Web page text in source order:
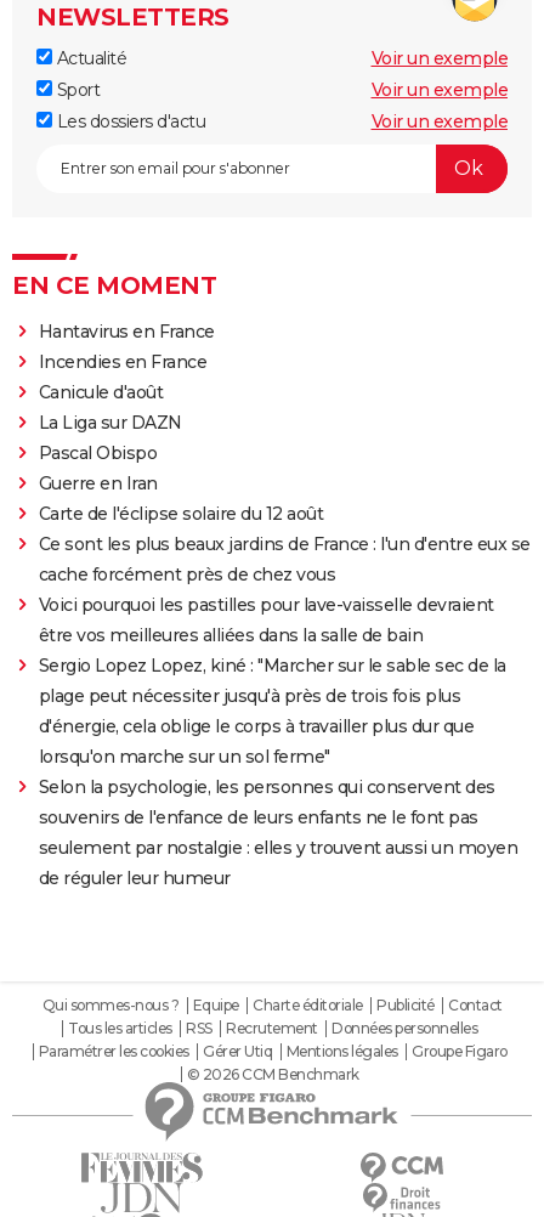
NEWSLETTERS
Actualité
Voir un exemple
Sport
Voir un exemple
Les dossiers d'actu
Voir un exemple
EN CE MOMENT
Hantavirus en France
Incendies en France
Canicule d'août
La Liga sur DAZN
Pascal Obispo
Guerre en Iran
Carte de l'éclipse solaire du 12 août
Ce sont les plus beaux jardins de France : l'un d'entre eux se
cache forcément près de chez vous
Voici pourquoi les pastilles pour lave-vaisselle devraient
être vos meilleures alliées dans la salle de bain
Sergio Lopez Lopez, kiné : "Marcher sur le sable sec de la
plage peut nécessiter jusqu'à près de trois fois plus
d'énergie, cela oblige le corps à travailler plus dur que
lorsqu'on marche sur un sol ferme"
Selon la psychologie, les personnes qui conservent des
souvenirs de l'enfance de leurs enfants ne le font pas
seulement par nostalgie : elles y trouvent aussi un moyen
de réguler leur humeur
Qui sommes-nous ? Equipe Charte éditoriale Publicité
Contact
Tous les articles
RSS Recrutement
Données personnelles
Paramétrer les cookies
Gérer Utiq Mentions légales
Groupe Figaro
© 2026 CCM Benchmark